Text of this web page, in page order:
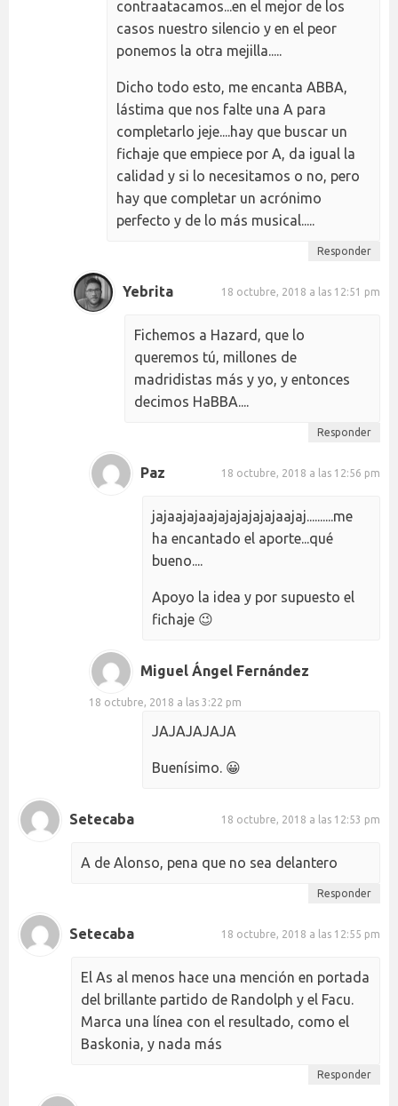
contraatacamos...en el mejor de los
casos nuestro silencio y en el peor
ponemos la otra mejilla.....
Dicho todo esto, me encanta ABBA,
lástima que nos falte una A para
completarlo jeje....hay que buscar un
fichaje que empiece por A, da igual la
calidad y si lo necesitamos o no, pero
hay que completar un acrónimo
perfecto y de lo más musical.....
Responder
Yebrita 18 octubre, 2018 a las 12:51 pm
Fichemos a Hazard, que lo
queremos tú, millones de
madridistas más y yo, y entonces
decimos HaBBA....
Responder
Paz 18 octubre, 2018 a las 12:56 pm
jajaajajaajajajajajajaajaj..........me
ha encantado el aporte...qué
bueno....
Apoyo la idea y por supuesto el
fichaje 😉
Miguel Ángel Fernández
18 octubre, 2018 a las 3:22 pm
JAJAJAJAJA
Buenísimo. 😀
Setecaba 18 octubre, 2018 a las 12:53 pm
A de Alonso, pena que no sea delantero
Responder
Setecaba 18 octubre, 2018 a las 12:55 pm
El As al menos hace una mención en portada
del brillante partido de Randolph y el Facu.
Marca una línea con el resultado, como el
Baskonia, y nada más
Responder